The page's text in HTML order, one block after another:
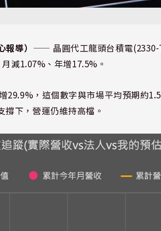
導） ⸺ 晶圓代工龍頭台積電(2330-
減1.07%、年增17.5%。
29.9%，這個數字與市場平均預期約
下，營運仍維持高檔。